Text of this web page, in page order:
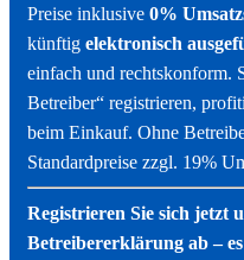
Preise inklusive 0%
künftig elektronisch
einfach und rechtskonform.
Betreiber“ registrieren,
beim Einkauf. Ohne
Standardpreise zzgl. 19%
Registrieren Sie sich jetzt
Betreibererklärung ab –